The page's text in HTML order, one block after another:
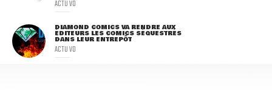
ACTU VO
DIAMOND COMICS VA RENDRE AUX
ÉDITEURS LES COMICS SÉQUESTRÉS
DANS LEUR ENTREPÔT
ACTU VO